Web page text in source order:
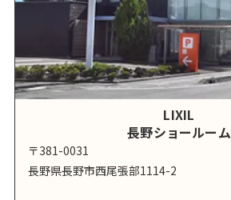
LIXIL
長野ショールーム
〒381-0031
長野県長野市西尾張部1114-2